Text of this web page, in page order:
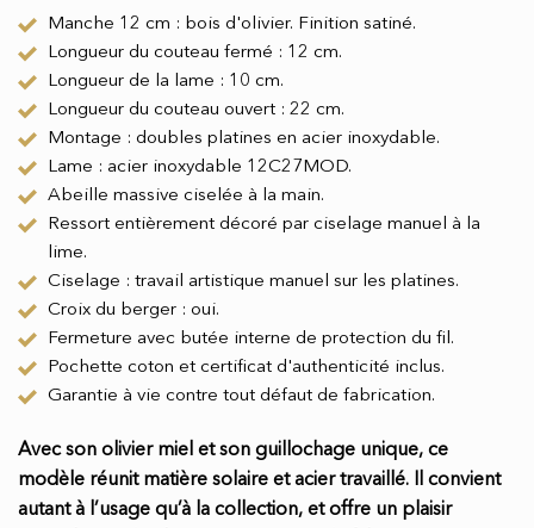
Manche 12 cm : bois d'olivier. Finition satiné.
Longueur du couteau fermé : 12 cm.
Longueur de la lame : 10 cm.
Longueur du couteau ouvert : 22 cm.
Montage : doubles platines en acier inoxydable.
Lame : acier inoxydable 12C27MOD.
Abeille massive ciselée à la main.
Ressort entièrement décoré par ciselage manuel à la
lime.
Ciselage : travail artistique manuel sur les platines.
Croix du berger : oui.
Fermeture avec butée interne de protection du fil.
Pochette coton et certificat d'authenticité inclus.
Garantie à vie contre tout défaut de fabrication.
Avec son olivier miel et son guillochage unique, ce
modèle réunit matière solaire et acier travaillé. Il convient
autant à l’usage qu’à la collection, et offre un plaisir